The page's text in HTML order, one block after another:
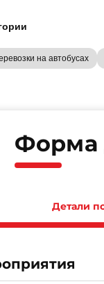
на автобусах
Форма
Детали